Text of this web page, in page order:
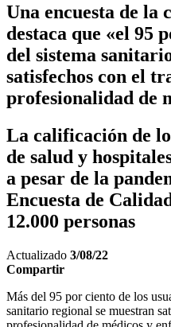
Una encuesta de la
destaca que «el 95
del sistema
satisfechos con el
profesionalidad de
La calificación de
de salud y
a pesar de la
Encuesta de
12.000 personas
Actualizado 3/08/22
Compartir
Más del 95 por ciento de los
sanitario regional se muestran